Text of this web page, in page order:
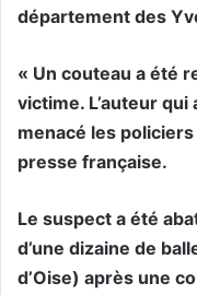
département des
« Un couteau a été
victime. L’auteur
menacé les
presse française.
Le suspect a été
d’une dizaine de
d’Oise) après une